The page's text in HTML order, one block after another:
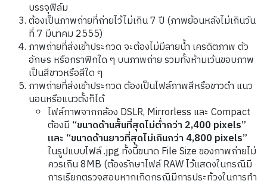
บรรจุฟิล์ม
ต้องเป็นภาพถ่ายที่ถ่ายไว้ไม่เกิน 7 ปี (ภาพย้อนหลังไม่เกินวัน
ที่ 7 มีนาคม 2555)
ภาพถ่ายที่ส่งเข้าประกวด จะต้องไม่มีลายน้ำ เครดิตภาพ ตัว
อักษร หรือกราฟิกใด ๆ บนภาพถ่าย รวมทั้งห้ามเว้นขอบภาพ
เป็นสีขาวหรือสีใด ๆ
ภาพถ่ายที่ส่งเข้าประกวด ต้องเป็นไฟล์ภาพสีหรือขาวดำ แนว
นอนหรือแนวตั้งก็ได้
ไฟล์ภาพจากกล้อง DSLR, Mirrorless และ Compact
ต้องมี “ขนาดด้านสั้นที่สุดไม่ต่ำกว่า 2,400 pixels”
และ “ขนาดด้านยาวที่สุดไม่เกินกว่า 4,800 pixels”
ในรูปแบบไฟล์ .jpg ทั้งนี้ขนาด File Size ของภาพถ่ายไม่
ควรเกิน 8MB (ต้องรักษาไฟล์ RAW ไว้แสดงในกรณีมี
การเรียกตรวจสอบหากเกิดกรณีมีการประท้วงในการทำ